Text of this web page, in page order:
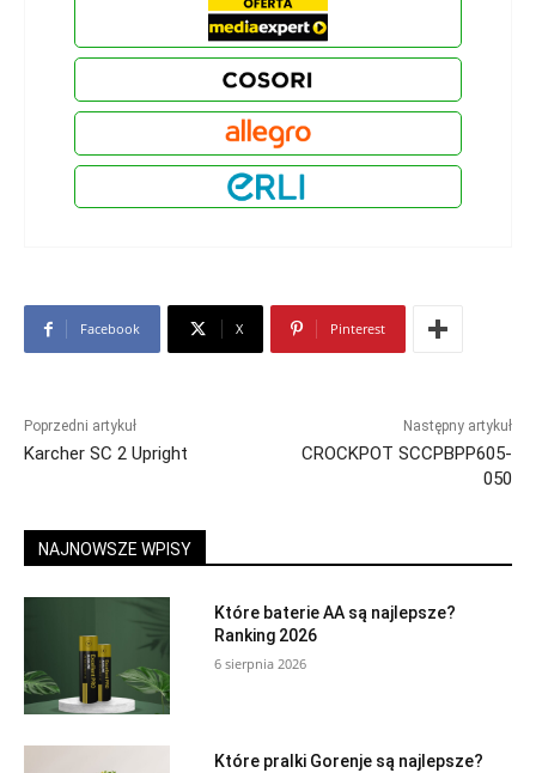
Facebook X Pinterest
Poprzedni artykuł
Karcher SC 2 Upright
Następny artykuł
CROCKPOT SCCPBPP605-
050
NAJNOWSZE WPISY
Które baterie AA są najlepsze?
Ranking 2026
6 sierpnia 2026
Które pralki Gorenje są najlepsze?